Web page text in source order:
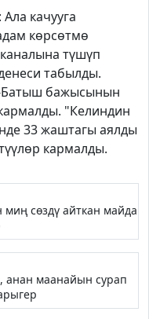
качууга
көрсөтмө
түшүп
табылды.
Батыш бажысынын
"Келиндин
33 жаштагы аялды
кармалды.
сөздү айткан майда
анан маанайын сурап